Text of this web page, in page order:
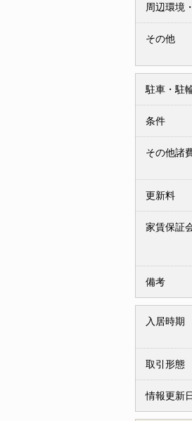
周辺環境
その他
駐車・駐
条件
その他諸
更新料
家賃保証
備考
入居時期
取引形態
情報更新